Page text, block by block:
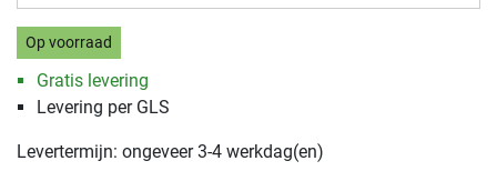
Op voorraad
Gratis levering
Levering per GLS
Levertermijn: ongeveer 3-4 werkdag(en)